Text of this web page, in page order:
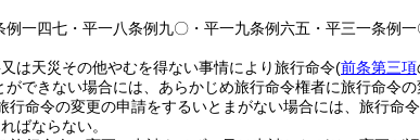
一四七・平一八条例九〇・平一九条例六五・平三一条例
は天災その他やむを得ない事情により旅行命令(前条第三項
できない場合には、あらかじめ旅行命令権者に旅行命令の
行命令の変更の申請をするいとまがない場合には、旅行命
ばならない。